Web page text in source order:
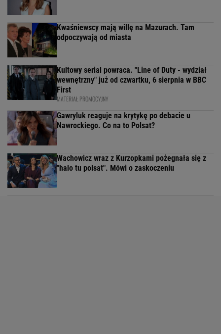
Kwaśniewscy mają willę na Mazurach. Tam
odpoczywają od miasta
Kultowy serial powraca. "Line of Duty - wydział
wewnętrzny" już od czwartku, 6 sierpnia w BBC
First
MATERIAŁ PROMOCYJNY
Gawryluk reaguje na krytykę po debacie u
Nawrockiego. Co na to Polsat?
Wachowicz wraz z Kurzopkami pożegnała się z
"halo tu polsat". Mówi o zaskoczeniu